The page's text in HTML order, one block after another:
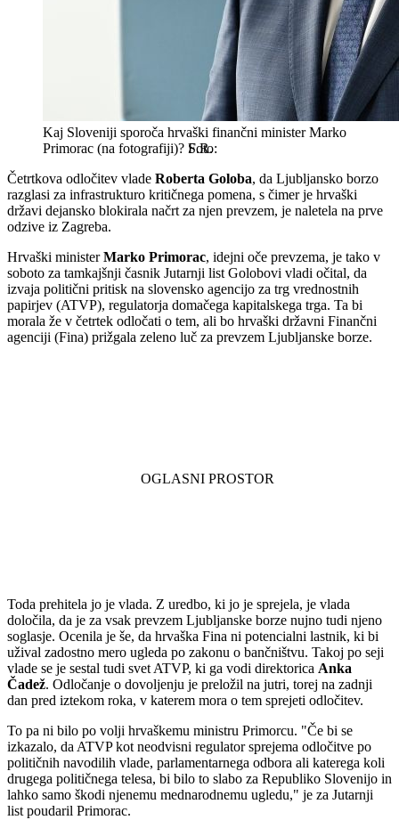
Kaj Sloveniji sporoča hrvaški finančni minister Marko
Primorac (na fotografiji)? S.R.
Četrtkova odločitev vlade Roberta Goloba, da Ljubljansko borzo
razglasi za infrastrukturo kritičnega pomena, s čimer je hrvaški
državi dejansko blokirala načrt za njen prevzem, je naletela na prve
odzive iz Zagreba.
Hrvaški ministerMarko Primorac, idejni oče prevzema, je tako v
soboto za tamkajšnji časnik Jutarnji list Golobovi vladi očital, da
izvaja politični pritisk na slovensko agencijo za trg vrednostnih
papirjev (ATVP), regulatorja domačega kapitalskega trga. Ta bi
morala že v četrtek odločati o tem, ali bo hrvaški državni Finančni
agenciji (Fina) prižgala zeleno luč za prevzem Ljubljanske borze.
Toda prehitela jo je vlada. Z uredbo, ki jo je sprejela, je vlada
določila, da je za vsak prevzem Ljubljanske borze nujno tudi njeno
soglasje. Ocenila je še, da hrvaška Fina ni potencialni lastnik, ki bi
užival zadostno mero ugleda po zakonu o bančništvu. Takoj po seji
vlade se je sestal tudi svet ATVP, ki ga vodi direktorica Anka
Čadež. Odločanje o dovoljenju je preložil na jutri, torej na zadnji
dan pred iztekom roka, v katerem mora o tem sprejeti odločitev.
To pa ni bilo po volji hrvaškemu ministru Primorcu. "Če bi se
izkazalo, da ATVP kot neodvisni regulator sprejema odločitve po
političnih navodilih vlade, parlamentarnega odbora ali katerega koli
drugega političnega telesa, bi bilo to slabo za Republiko Slovenijo in
lahko samo škodi njenemu mednarodnemu ugledu," je za Jutarnji
list poudaril Primorac.